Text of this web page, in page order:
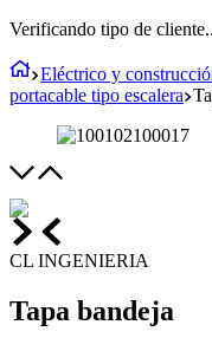
Verificando tipo de
Eléctrico y
portacable tipo escalera
CL INGENIERIA
Tapa bandeja